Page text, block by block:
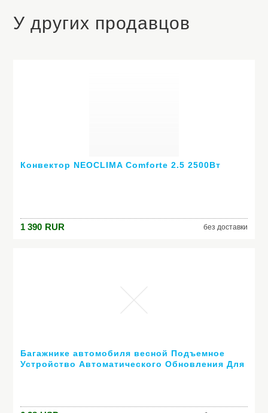
У других продавцов
Конвектор NEOCLIMA Comforte 2.5 2500Вт
1 390 RUR без доставки
Багажнике автомобиля весной Подъемное
Устройство Автоматического Обновления Для